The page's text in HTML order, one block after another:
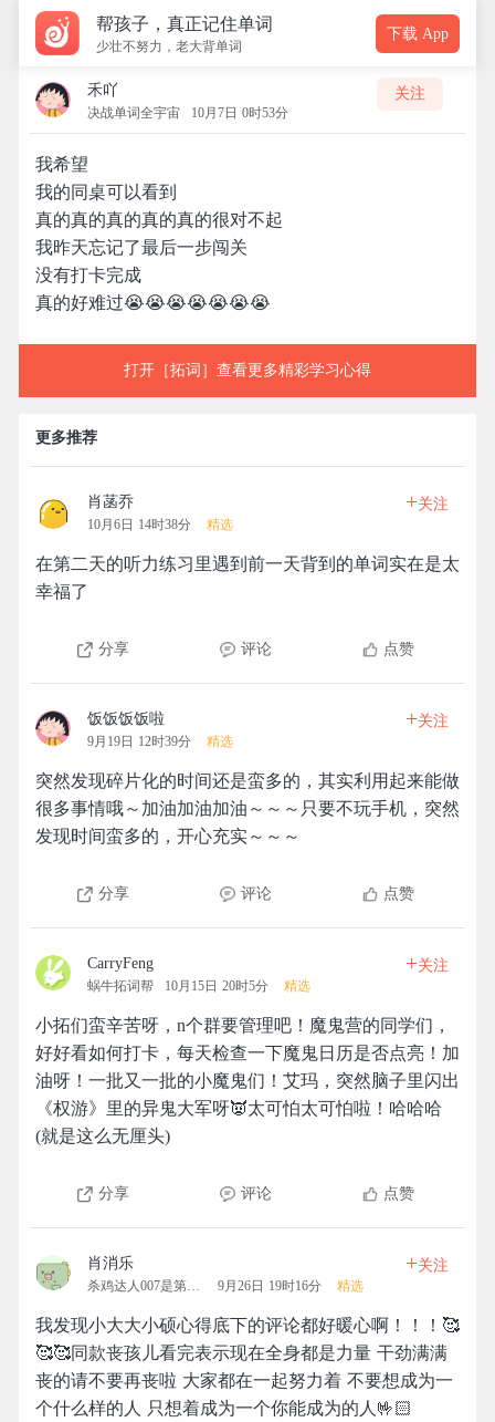
帮孩子，真正记住单词
少壮不努力，老大背单词
下载 App
禾吖
决战单词全宇宙 10月7日 0时53分
关注
我希望
我的同桌可以看到
真的真的真的真的真的很对不起
我昨天忘记了最后一步闯关
没有打卡完成
真的好难过😭😭😭😭😭😭😭
打开［拓词］查看更多精彩学习心得
更多推荐
肖菡乔
10月6日 14时38分 精选
+关注
在第二天的听力练习里遇到前一天背到的单词实在是太
幸福了
分享 评论 点赞
饭饭饭饭啦
9月19日 12时39分 精选
+关注
突然发现碎片化的时间还是蛮多的，其实利用起来能做
很多事情哦～加油加油加油～～～只要不玩手机，突然
发现时间蛮多的，开心充实～～～
分享 评论 点赞
CarryFeng
蜗牛拓词帮 10月15日 20时5分 精选
+关注
小拓们蛮辛苦呀，n个群要管理吧！魔鬼营的同学们，
好好看如何打卡，每天检查一下魔鬼日历是否点亮！加
油呀！一批又一批的小魔鬼们！艾玛，突然脑子里闪出
《权游》里的异鬼大军呀👿太可怕太可怕啦！哈哈哈
(就是这么无厘头)
分享 评论 点赞
肖消乐
杀鸡达人007是第一名的团 9月26日 19时16分 精选
+关注
我发现小大大小硕心得底下的评论都好暖心啊！！！🥰
🥰🥰同款丧孩儿看完表示现在全身都是力量 干劲满满
丧的请不要再丧啦 大家都在一起努力着 不要想成为一
个什么样的人 只想着成为一个你能成为的人🤟🏻